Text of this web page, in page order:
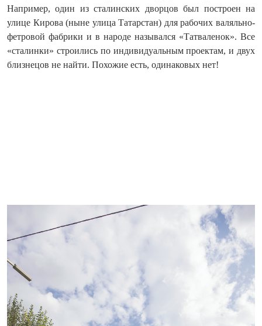
Например, один из сталинских дворцов был построен на
улице Кирова (ныне улица Татарстан) для рабочих валяльно-
фетровой фабрики и в народе назывался «Татваленок». Все
«сталинки» строились по индивидуальным проектам, и двух
близнецов не найти. Похожие есть, одинаковых нет!